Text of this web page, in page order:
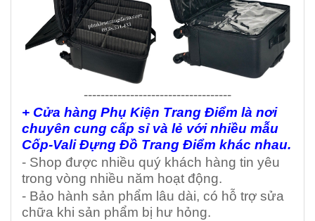
-----------------------------------
+ Cửa hàng Phụ Kiện Trang Điểm là nơi
chuyên cung cấp sỉ và lẻ với nhiều mẫu
Cốp-Vali Đựng Đồ Trang Điểm khác nhau.
- Shop được nhiều quý khách hàng tin yêu
trong vòng nhiều năm hoạt động.
- Bảo hành sản phẩm lâu dài, có hỗ trợ sửa
chữa khi sản phẩm bị hư hỏng.